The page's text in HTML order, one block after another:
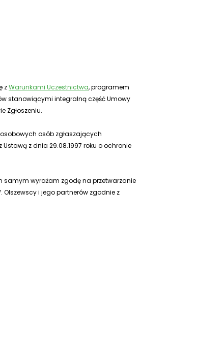
zWarunkami Uczestnictwa, programem
stanowiącymi integralną część Umowy
Zgłoszeniu.
osób zgłaszających
z dnia 29.08.1997 roku o ochronie
samym wyrażam zgodę na przetwarzanie
Olszewscy i jego partnerów zgodnie z